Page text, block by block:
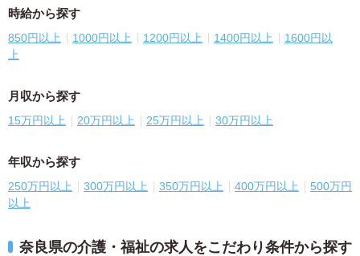
時給から探す
850円以上 1000円以上 1200円以上 1400円以上
1600円以
上
月収から探す
15万円以上 20万円以上 25万円以上 30万円以上
年収から探す
250万円以上 300万円以上 350万円以上 400万円以上
500万円
以上
奈良県の介護・福祉の求人をこだわり条件から探す